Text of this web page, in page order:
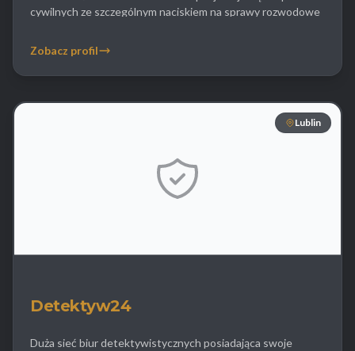
cywilnych ze szczególnym naciskiem na sprawy rozwodowe
renomowanymi kancelariami adwokackimi co pozwala na
idealne dopasowanie strategii śledczej do potrzeb […]
Zobacz profil
Lublin
Detektyw24
Duża sieć biur detektywistycznych posiadająca swoje